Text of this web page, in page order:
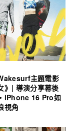
主題電影
》| 導演分享幕後
iPhone 16 Pro如
視角